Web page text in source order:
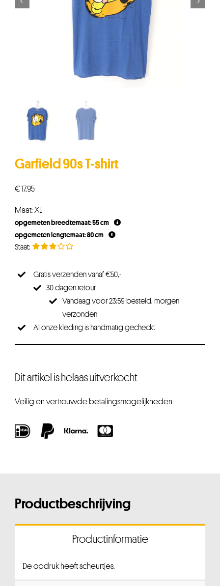
Garfield 90s T-shirt
€17,95
Maat: XL
opgemeten breedtemaat: 55 cm
opgemeten lengtemaat: 80 cm
Gratis verzenden vanaf €50,-
30 dagen retour
Vandaag voor 23:59 besteld, morgen
verzonden
Al onze kleding is handmatig gecheckt
Dit artikel is helaas uitverkocht
Veilig en vertrouwde betalingsmogelijkheden
Productbeschrijving
Productinformatie
De opdruk heeft scheurtjes.